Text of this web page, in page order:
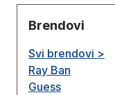
Brendovi
Svi brendovi >
Ray Ban
Guess